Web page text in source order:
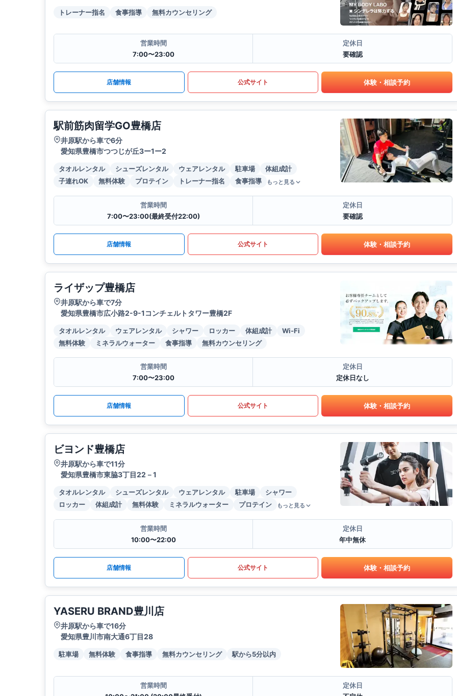
トレーナー指名 食事指導 無料カウンセリング
営業時間
7:00〜23:00
定休日
要確認
店舗情報 公式サイト 体験・相談予約
駅前筋肉留学GO豊橋店
井原駅から車で6分
愛知県豊橋市つつじが丘3ー1ー2
タオルレンタル シューズレンタル ウェアレンタル 駐車場
体組成計
子連れOK
無料体験 プロテイン トレーナー指名 食事指導 もっと見る
営業時間
7:00〜23:00(最終受付22:00)
定休日
要確認
店舗情報 公式サイト 体験・相談予約
ライザップ豊橋店
井原駅から車で7分
愛知県豊橋市広小路2-9-1コンチェルトタワー豊橋2F
タオルレンタル ウェアレンタル シャワー ロッカー 体組成計
Wi-Fi
無料体験
ミネラルウォーター 食事指導 無料カウンセリング
営業時間
7:00〜23:00
定休日
定休日なし
店舗情報 公式サイト 体験・相談予約
ビヨンド豊橋店
井原駅から車で11分
愛知県豊橋市東脇3丁目22－1
タオルレンタル シューズレンタル ウェアレンタル 駐車場
シャワー
ロッカー
体組成計 無料体験 ミネラルウォーター プロテイン もっと見る
営業時間
10:00〜22:00
定休日
年中無休
店舗情報 公式サイト 体験・相談予約
YASERU BRAND豊川店
井原駅から車で16分
愛知県豊川市南大通6丁目28
駐車場 無料体験 食事指導 無料カウンセリング 駅から5分以内
営業時間
定休日